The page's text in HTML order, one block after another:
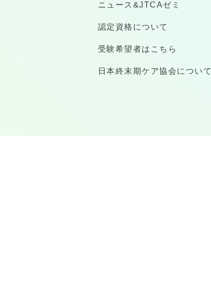
ニュース&JTCAゼミ
認定資格について
受験希望者はこちら
日本終末期ケア協会について